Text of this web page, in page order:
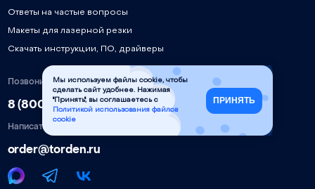
Ответы на частые вопросы
Макеты для лазерной резки
Скачать инструкции, ПО, драйверы
Позвонить
8 (800) 777-90-58
Написать
order@torden.ru
Мы используем файлы cookie, чтобы
сделать сайт удобнее. Нажимая
"Принять", вы соглашаетесь с
Политикой использования файлов
cookie
ПРИНЯТЬ